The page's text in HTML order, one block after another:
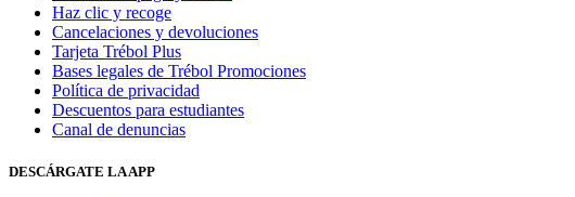
Haz clic y recoge
Cancelaciones y devoluciones
Tarjeta Trébol Plus
Bases legales de Trébol Promociones
Política de privacidad
Descuentos para estudiantes
Canal de denuncias
DESCÁRGATE LA APP